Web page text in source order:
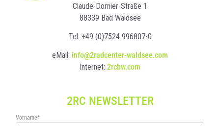
Claude-Dornier-Straße 1
88339 Bad Waldsee
Tel: +49 (0)7524 996807-0
eMail: info@2radcenter-waldsee.com
Internet: 2rcbw.com
2RC NEWSLETTER
Vorname*